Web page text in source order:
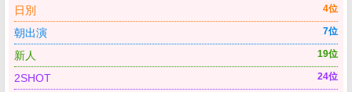
あなたとの特別な時間を楽しみにしています💖
━━━━━━━━━━━━━━
🏠お願い🏠
日別 4位
朝出演 7位
新人 19位
2SHOT 24位